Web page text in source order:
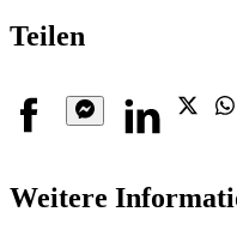
Teilen
Facebook
Messenger
Linkedin
Weitere